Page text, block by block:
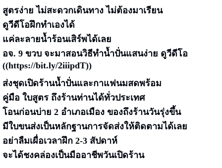
สูตรง่าย ไม่สะดวกเดินทาง ไม่ต้องมาเรียน
ดูวีดีโอฝึกทำเองได้
แค่ละลายน้ำร้อนเสิร์พได้เลย
อจ. 9 ขวบ จะมาสอนวิธีทำน้ำปั่นแสนง่าย ดูวีดีโอ
((https://bit.ly/2iiipdT))
ส่งชุดเปิดร้านน้ำปั่นและกาแฟนมสดพร้อม
คู่มือ ใบสูตร ถึงร้านท่านได้ทั่วประเทศ
โอนก่อนบ่าย 2 อำเภอเมือง ของถึงร้านวันรุ่งขึ้น
มีใบขนส่งเป็นหลักฐานการจัดส่งให้ติดตามได้เลย
อย่าลืมเผื่อเวลาฝึก 2-3 สัปดาห์
จะได้ชงคล่องเป็นมืออาชีพวันเปิดร้าน